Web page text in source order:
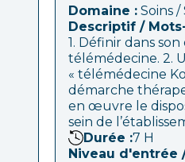
Domaine : Soins /
Descriptif /
1. Définir dans
télémédecine. 2.
« télémédecine
démarche
en œuvre le
sein de
Durée :7 H
Niveau d'entrée